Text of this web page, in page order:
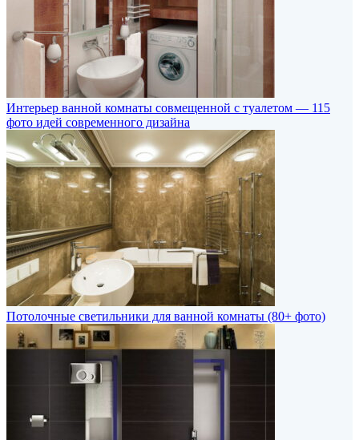
Интерьер ванной комнаты совмещенной с туалетом — 115
фото идей современного дизайна
Потолочные светильники для ванной комнаты (80+ фото)